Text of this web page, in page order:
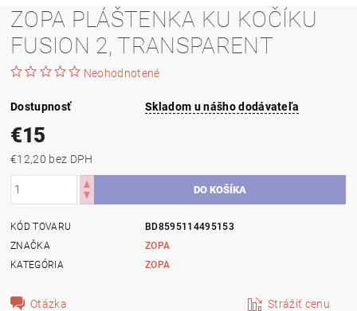
ZOPA PLÁŠTENKA KU KOČÍKU
FUSION 2, TRANSPARENT
Neohodnotené
Dostupnosť Skladom u nášho dodávateľa
€15
€12,20 bez DPH
KÓD TOVARU
BD8595114495153
ZNAČKA
ZOPA
KATEGÓRIA
ZOPA
Otázka Strážiť cenu